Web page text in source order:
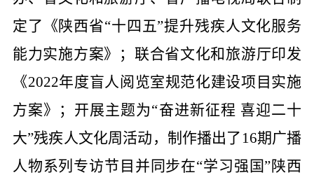
定了《陕西省“十四五”提升残疾人文化服务
能力实施方案》；联合省文化和旅游厅印发
《2022年度盲人阅览室规范化建设项目实施
方案》；开展主题为“奋进新征程 喜迎二十
大”残疾人文化周活动，制作播出了16期广播
人物系列专访节目并同步在“学习强国”陕西